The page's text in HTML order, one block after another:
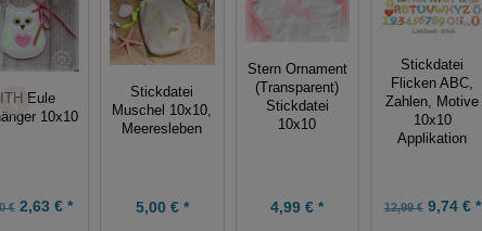
ITH Eule
10x10
€2,63 € *
Stickdatei
Muschel 10x10,
Meeresleben
5,00 € *
Stern Ornament
(Transparent)
Stickdatei
10x10
4,99 € *
Stickdatei
Flicken ABC,
Zahlen, Motive
10x10
Applikation
12,99 €9,74 € *